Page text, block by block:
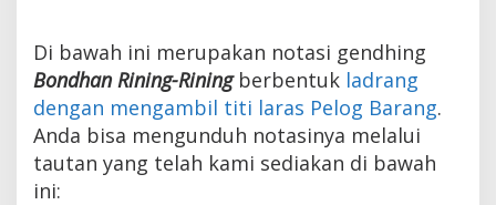
Di bawah ini merupakan notasi gendhing
Bondhan Rining-Rining berbentuk ladrang
dengan mengambil titi laras Pelog Barang.
Anda bisa mengunduh notasinya melalui
tautan yang telah kami sediakan di bawah
ini: